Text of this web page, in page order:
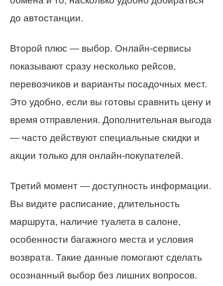
до автостанции.
Второй плюс — выбор. Онлайн-сервисы
показывают сразу несколько рейсов,
перевозчиков и варианты посадочных мест.
Это удобно, если вы готовы сравнить цену и
время отправления. Дополнительная выгода
— часто действуют специальные скидки и
акции только для онлайн-покупателей.
Третий момент — доступность информации.
Вы видите расписание, длительность
маршрута, наличие туалета в салоне,
особенности багажного места и условия
возврата. Такие данные помогают сделать
осознанный выбор без лишних вопросов.